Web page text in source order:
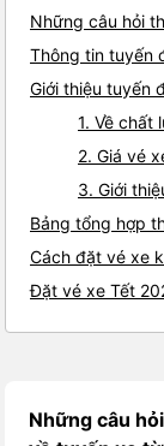
Những câu hỏi
Thông tin tuyến
Giới thiệu tuyến
1. Về chất
2. Giá vé
3. Giới
Bảng tổng hợp
Cách đặt vé xe
Đặt vé xe Tết
Những câu